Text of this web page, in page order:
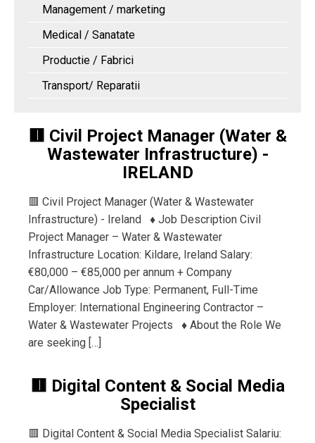
Management / marketing
Medical / Sanatate
Productie / Fabrici
Transport/ Reparatii
🟥 Civil Project Manager (Water &
Wastewater Infrastructure) -
IRELAND
🟥 Civil Project Manager (Water & Wastewater
Infrastructure) - Ireland ♦️ Job Description Civil
Project Manager – Water & Wastewater
Infrastructure Location: Kildare, Ireland Salary:
€80,000 – €85,000 per annum + Company
Car/Allowance Job Type: Permanent, Full-Time
Employer: International Engineering Contractor –
Water & Wastewater Projects ♦️ About the Role We
are seeking […]
🟥 Digital Content & Social Media
Specialist
🟥 Digital Content & Social Media Specialist Salariu: